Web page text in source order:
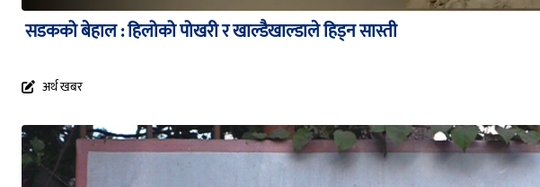
सडकको बेहाल : हिलोको पोखरी र खाल्डैखाल्डाले हिड्न सास्ती
अर्थ खबर